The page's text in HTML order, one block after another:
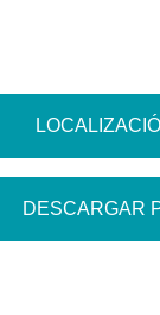
DESCARGAR